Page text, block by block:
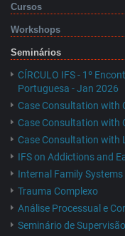
Cursos
Workshops
Seminários
CÍRCULO IFS - 1º
Portuguesa - Jan 2026
Case Consultation with
Case Consultation with
Case Consultation with
IFS on Addictions and
Internal Family Systems
Trauma Complexo
Análise Processual e
Seminário de